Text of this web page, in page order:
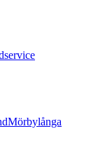
Mörbylånga